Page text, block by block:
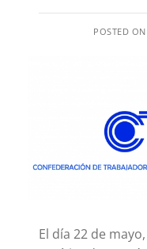
POSTED ON
El día 22 de